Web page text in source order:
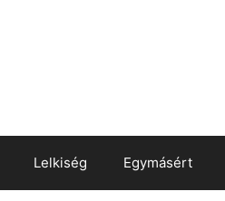
Lelkiség Egymásért